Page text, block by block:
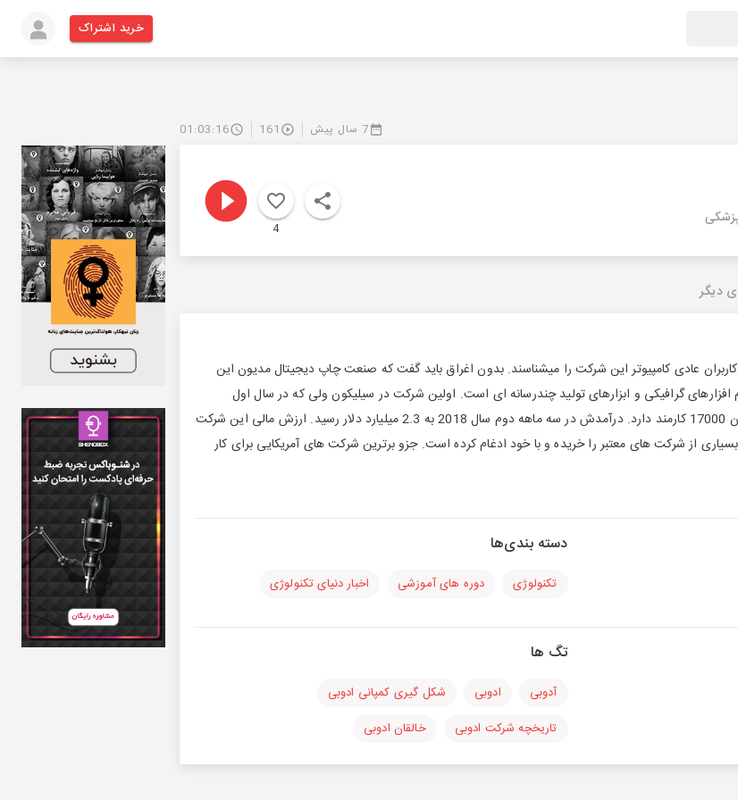
خرید اشتراک
7 سال پیش 161
01:03:16
4
دیگر
عادی کامپیوتر این شرکت را میشناسند. بدون اغراق باید گفت که صنعت چاپ دیجیتال مدیون این
گرافیکی و ابزارهای تولید چندرسانه ای است. اولین شرکت در سیلیکون ولی که در سال اول
تاسیس به سوددهی رسید. در سراسر جهان 17000 کارمند دارد. درآمدش در سه ماهه دوم سال 2018 به 2.3 میلیارد دلار رسید. ارزش مالی این شرکت
از شرکت های معتبر را خریده و با خود ادغام کرده است. جزو برترین شرکت های آمریکایی برای کار
دسته بندی‌ها
تکنولوژی دوره های آموزشی اخبار دنیای تکنولوژی
تگ ها
آدوبی ادوبی
شکل گیری کمپانی ادوبی
تاریخچه شرکت ادوبی
خالقان ادوبی